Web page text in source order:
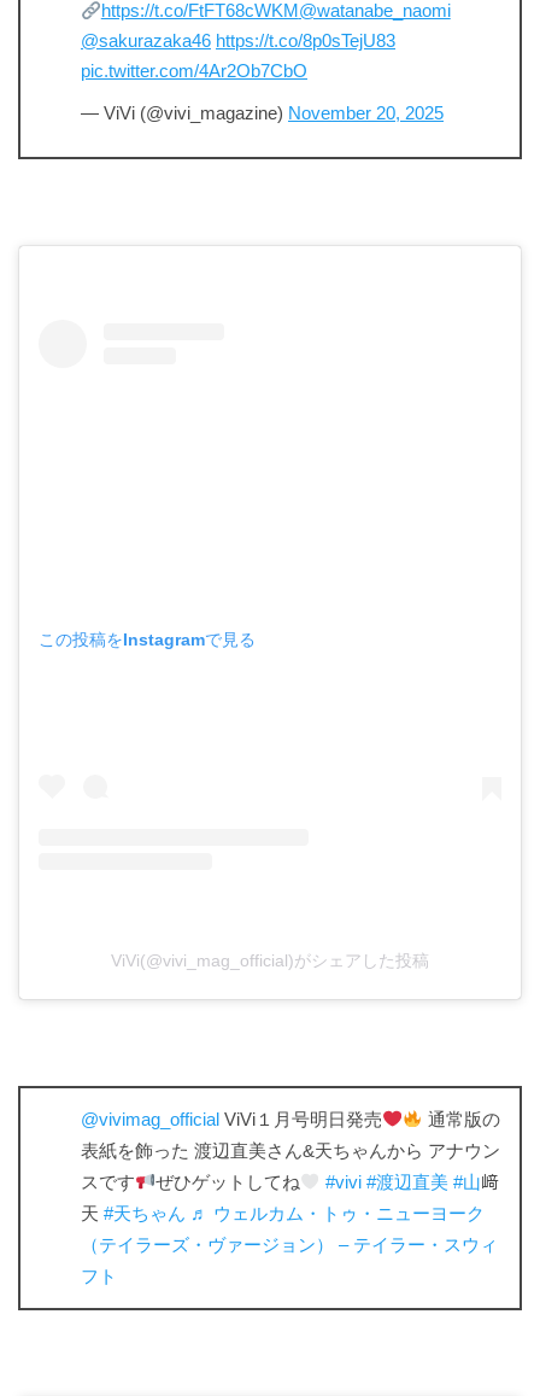
https://t.co/FtFT68cWKM @watanabe_naomi
@sakurazaka46 https://t.co/8p0sTejU83
pic.twitter.com/4Ar2Ob7CbO
— ViVi (@vivi_magazine) November 20, 2025
この投稿をInstagramで見る
ViVi(@vivi_mag_official)がシェアした投稿
@vivimag_official ViVi１月号明日発売
通常版の
表紙を飾った 渡辺直美さん&天ちゃんから アナウン
スです
ぜひゲットしてね #vivi #渡辺直美 #山﨑
天 #天ちゃん ♬ ウェルカム・トゥ・ニューヨーク
（テイラーズ・ヴァージョン） – テイラー・スウィ
フト